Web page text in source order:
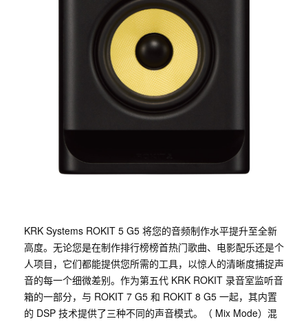
KRK Systems ROKIT 5 G5 将您的音频制作水平提升至全新
高度。无论您是在制作排行榜榜首热门歌曲、电影配乐还是个
人项目，它们都能提供您所需的工具，以惊人的清晰度捕捉声
音的每一个细微差别。作为第五代 KRK ROKIT 录音室监听音
箱的一部分，与 ROKIT 7 G5 和 ROKIT 8 G5 一起，其内置
的 DSP 技术提供了三种不同的声音模式。（ Mix Mode）混